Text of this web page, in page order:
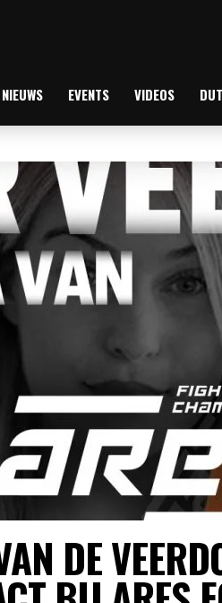
EVENTS VIDEOS
DE